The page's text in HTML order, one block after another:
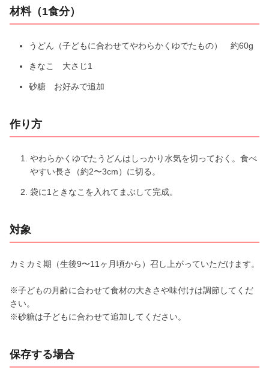
d
e
材料（1食分）
うどん（子どもに合わせてやわらかくゆでたもの） 約60g
きなこ 大さじ1
砂糖 お好みで追加
作り方
やわらかくゆでたうどんはしっかり水気を切っておく。食べ
やすい長さ（約2〜3cm）に切る。
袋に1ときなこを入れてまぶして完成。
対象
カミカミ期（生後9〜11ヶ月頃から）召し上がっていただけます。
※子どもの月齢に合わせて食材の大きさや味付けは調節してくだ
さい。
※砂糖は子どもに合わせて追加してください。
保存する場合